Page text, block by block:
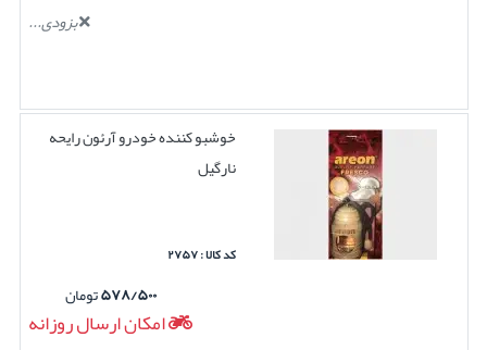
بزودی...
خوشبو کننده خودرو آرئون رایحه
نارگیل
کد کالا : ۲۷۵۷
۵۷۸/۵۰۰تومان
امکان ارسال روزانه